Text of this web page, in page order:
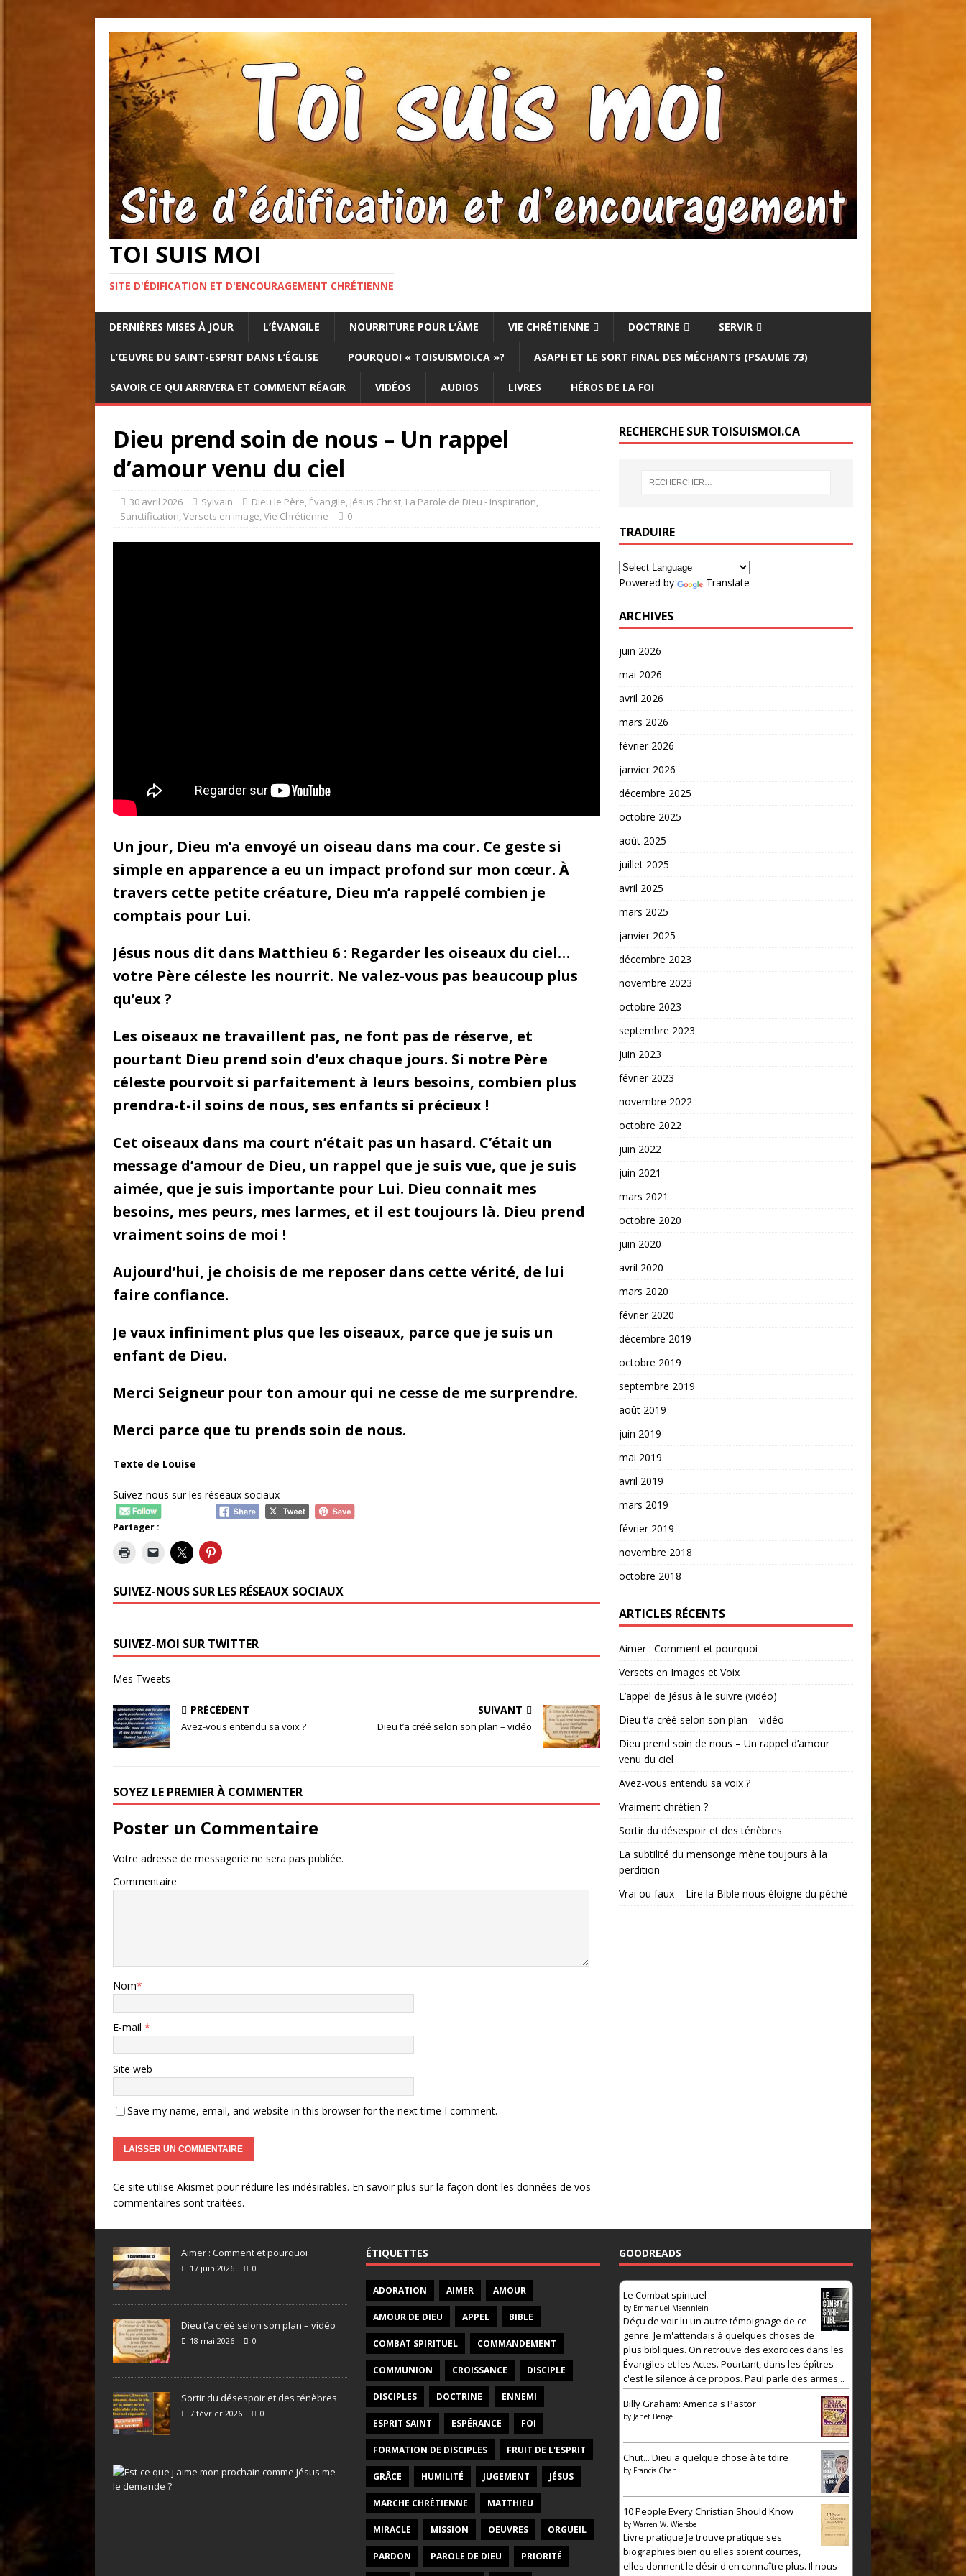
TOI SUIS MOI
SITE D'ÉDIFICATION ET D'ENCOURAGEMENT CHRÉTIENNE
DERNIÈRES MISES À JOUR L’ÉVANGILE NOURRITURE POUR L’ÂME VIE CHRÉTIENNE DOCTRINE SERVIR
L’ŒUVRE DU SAINT-ESPRIT DANS L’ÉGLISE POURQUOI « TOISUISMOI.CA »? ASAPH ET LE SORT FINAL DES MÉCHANTS (PSAUME 73)
SAVOIR CE QUI ARRIVERA ET COMMENT RÉAGIR VIDÉOS AUDIOS LIVRES HÉROS DE LA FOI
Dieu prend soin de nous – Un rappel
d’amour venu du ciel
30 avril 2026 Sylvain Dieu le Père, Évangile, Jésus Christ, La Parole de Dieu - Inspiration,
Sanctification,Versets en image,Vie Chrétienne 0
Un jour, Dieu m’a envoyé un oiseau dans ma cour. Ce geste si
simple en apparence a eu un impact profond sur mon cœur. À
travers cette petite créature, Dieu m’a rappelé combien je
comptais pour Lui.
Jésus nous dit dans Matthieu 6 : Regarder les oiseaux du ciel…
votre Père céleste les nourrit. Ne valez-vous pas beaucoup plus
qu’eux ?
Les oiseaux ne travaillent pas, ne font pas de réserve, et
pourtant Dieu prend soin d’eux chaque jours. Si notre Père
céleste pourvoit si parfaitement à leurs besoins, combien plus
prendra-t-il soins de nous, ses enfants si précieux !
Cet oiseaux dans ma court n’était pas un hasard. C’était un
message d’amour de Dieu, un rappel que je suis vue, que je suis
aimée, que je suis importante pour Lui. Dieu connait mes
besoins, mes peurs, mes larmes, et il est toujours là. Dieu prend
vraiment soins de moi !
Aujourd’hui, je choisis de me reposer dans cette vérité, de lui
faire confiance.
Je vaux infiniment plus que les oiseaux, parce que je suis un
enfant de Dieu.
Merci Seigneur pour ton amour qui ne cesse de me surprendre.
Merci parce que tu prends soin de nous.
Texte de Louise
Suivez-nous sur les réseaux sociaux
Partager :
SUIVEZ-NOUS SUR LES RÉSEAUX SOCIAUX
SUIVEZ-MOI SUR TWITTER
Mes Tweets
PRÉCÉDENT
Avez-vous entendu sa voix ?
SUIVANT
Dieu t’a créé selon son plan – vidéo
SOYEZ LE PREMIER À COMMENTER
Poster un Commentaire
Votre adresse de messagerie ne sera pas publiée.
Commentaire
Nom*
E-mail *
Site web
Save my name, email, and website in this browser for the next time I comment.
Ce site utilise Akismet pour réduire les indésirables. En savoir plus sur la façon dont les données de vos
commentaires sont traitées.
RECHERCHE SUR TOISUISMOI.CA
TRADUIRE
Powered by Translate
ARCHIVES
juin 2026
mai 2026
avril 2026
mars 2026
février 2026
janvier 2026
décembre 2025
octobre 2025
août 2025
juillet 2025
avril 2025
mars 2025
janvier 2025
décembre 2023
novembre 2023
octobre 2023
septembre 2023
juin 2023
février 2023
novembre 2022
octobre 2022
juin 2022
juin 2021
mars 2021
octobre 2020
juin 2020
avril 2020
mars 2020
février 2020
décembre 2019
octobre 2019
septembre 2019
août 2019
juin 2019
mai 2019
avril 2019
mars 2019
février 2019
novembre 2018
octobre 2018
ARTICLES RÉCENTS
Aimer : Comment et pourquoi
Versets en Images et Voix
L’appel de Jésus à le suivre (vidéo)
Dieu t’a créé selon son plan – vidéo
Dieu prend soin de nous – Un rappel d’amour
venu du ciel
Avez-vous entendu sa voix ?
Vraiment chrétien ?
Sortir du désespoir et des ténèbres
La subtilité du mensonge mène toujours à la
perdition
Vrai ou faux – Lire la Bible nous éloigne du péché
Aimer : Comment et pourquoi
17 juin 2026 0
Dieu t’a créé selon son plan – vidéo
18 mai 2026 0
Sortir du désespoir et des ténèbres
7 février 2026 0
ÉTIQUETTES
ADORATION AIMER AMOUR
AMOUR DE DIEU APPEL BIBLE
COMBAT SPIRITUEL COMMANDEMENT
COMMUNION CROISSANCE DISCIPLE
DISCIPLES DOCTRINE ENNEMI
ESPRIT SAINT ESPÉRANCE FOI
FORMATION DE DISCIPLES FRUIT DE L'ESPRIT
GRÂCE HUMILITÉ JUGEMENT JÉSUS
MARCHE CHRÉTIENNE MATTHIEU
MIRACLE MISSION OEUVRES ORGUEIL
PARDON PAROLE DE DIEU PRIORITÉ
GOODREADS
Le Combat spirituel
by Emmanuel Maennlein
Déçu de voir lu un autre témoignage de ce
genre. Je m'attendais à quelques choses de
plus bibliques. On retrouve des exorcices dans les
Évangiles et les Actes. Pourtant, dans les épîtres
c'est le silence à ce propos. Paul parle des armes...
Billy Graham: America's Pastor
by Janet Benge
Chut... Dieu a quelque chose à te tdire
by Francis Chan
10 People Every Christian Should Know
by Warren W. Wiersbe
Livre pratique Je trouve pratique ses
biographies bien qu'elles soient courtes,
elles donnent le désir d'en connaître plus. Il nous